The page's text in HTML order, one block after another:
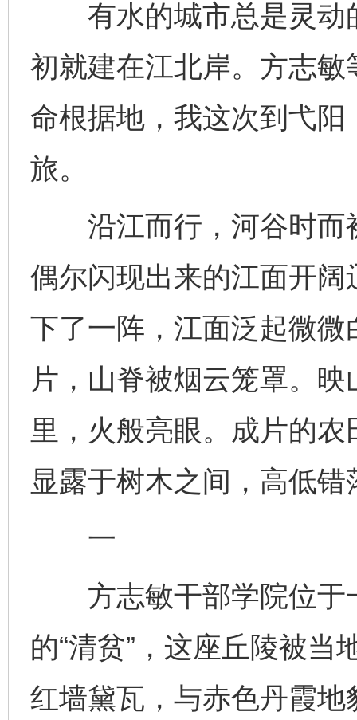
有水的城市总是灵动
初就建在江北岸。方志
命根据地，我这次到弋
旅。
沿江而行，河谷时而
偶尔闪现出来的江面开
下了一阵，江面泛起微
片，山脊被烟云笼罩。
里，火般亮眼。成片的
显露于树木之间，高低错
一
方志敏干部学院位于
的“清贫”，这座丘陵被当
红墙黛瓦，与赤色丹霞